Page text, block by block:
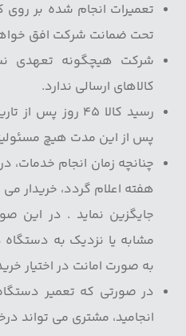
تعمیرات انجام شده بر روی
تحت ضمانت شرکت افق
شرکت هیچگونه تعهدی
کالاهای ارسالی ندارد.
رسید کالا ۴۵ روز
پس از این مدت هیچ
چنانچه زمان انجام خدمات،
هفته اعلام گردد، خریدار
جایگزین نماید . در این
مشابه یا نزدیک به
به صورت امانت در اختیار
انجامید، مشتری می تواند